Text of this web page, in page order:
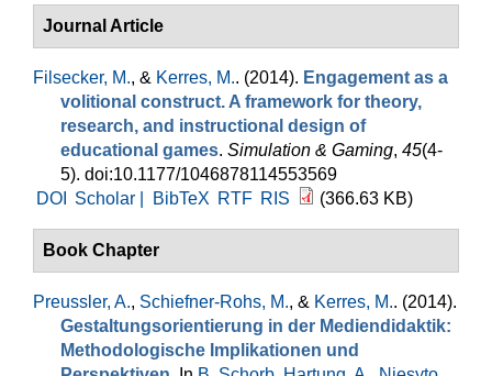
Journal Article
Filsecker, M., & Kerres, M.. (2014). Engagement as a
volitional construct. A framework for theory,
research, and instructional design of
educational games. Simulation & Gaming, 45(4-
5). doi:10.1177/1046878114553569
DOI
Scholar | BibTeX RTF RIS (366.63 KB)
Book Chapter
Preussler, A., Schiefner-Rohs, M., & Kerres, M.. (2014).
Gestaltungsorientierung in der Mediendidaktik:
Methodologische Implikationen und